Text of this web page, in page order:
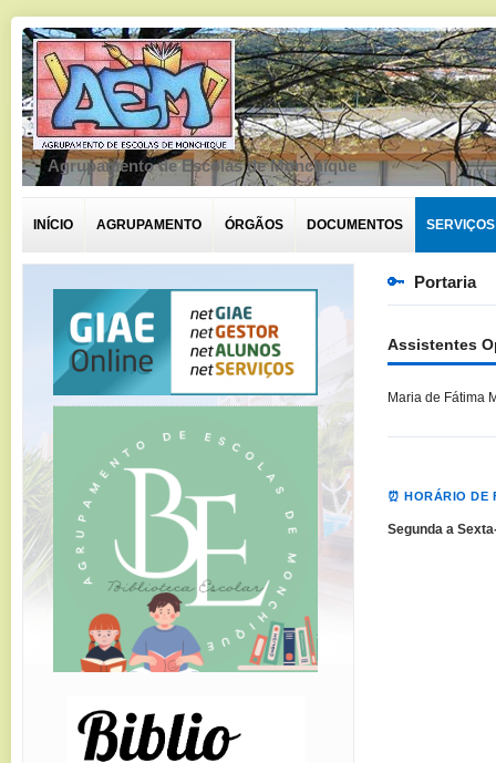
Agrupamento de Escolas de Monchique
INÍCIO AGRUPAMENTO ÓRGÃOS DOCUMENTOS SERVIÇOS
🔑 Portaria
Assistentes
Maria de Fátima
⏰ HORÁRIO DE
Segunda a